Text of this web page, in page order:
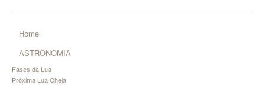
Home
ASTRONOMIA
Fases da Lua
Próxima Lua Cheia